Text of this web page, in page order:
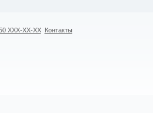
XXX-XX-XX Контакты